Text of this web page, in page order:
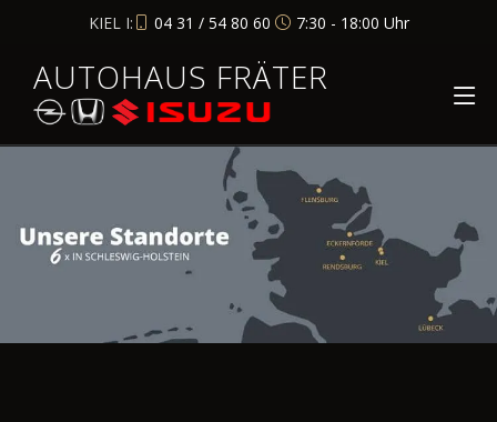
KIEL I: 04 31 / 54 80 60 7:30 - 18:00 Uhr
AUTOHAUS FRÄTER